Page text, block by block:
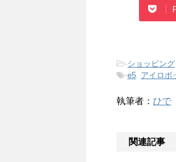
-ショッピング
-e5 アイロボ
執筆者： ひで
関連記事